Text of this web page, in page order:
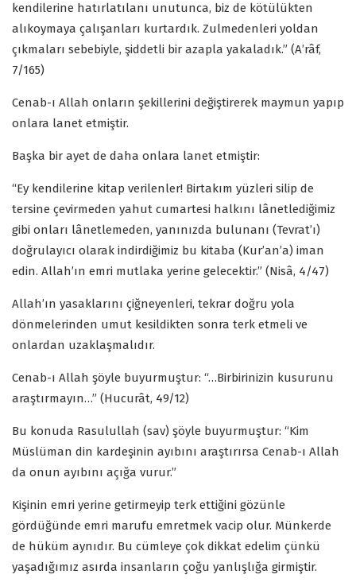
kendilerine hatırlatılanı unutunca, biz de kötülükten
alıkoymaya çalışanları kurtardık. Zulmedenleri yoldan
çıkmaları sebebiyle, şiddetli bir azapla yakaladık.” (A’râf,
7/165)
Cenab-ı Allah onların şekillerini değiştirerek maymun yapıp
onlara lanet etmiştir.
Başka bir ayet de daha onlara lanet etmiştir:
“Ey kendilerine kitap verilenler! Birtakım yüzleri silip de
tersine çevirmeden yahut cumartesi halkını lânetlediğimiz
gibi onları lânetlemeden, yanınızda bulunanı (Tevrat’ı)
doğrulayıcı olarak indirdiğimiz bu kitaba (Kur’an’a) iman
edin. Allah’ın emri mutlaka yerine gelecektir.” (Nisâ, 4/47)
Allah’ın yasaklarını çiğneyenleri, tekrar doğru yola
dönmelerinden umut kesildikten sonra terk etmeli ve
onlardan uzaklaşmalıdır.
Cenab-ı Allah şöyle buyurmuştur: “…Birbirinizin kusurunu
araştırmayın…” (Hucurât, 49/12)
Bu konuda Rasulullah (sav) şöyle buyurmuştur: “Kim
Müslüman din kardeşinin ayıbını araştırırsa Cenab-ı Allah
da onun ayıbını açığa vurur.”
Kişinin emri yerine getirmeyip terk ettiğini gözünle
gördüğünde emri marufu emretmek vacip olur. Münkerde
de hüküm aynıdır. Bu cümleye çok dikkat edelim çünkü
yaşadığımız asırda insanların çoğu yanlışlığa girmiştir.